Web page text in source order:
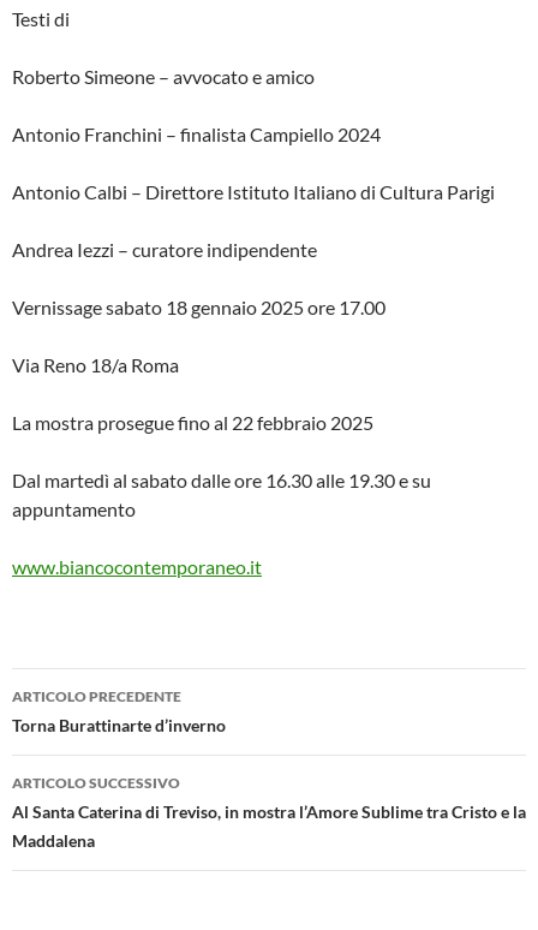
Testi di
Roberto Simeone – avvocato e amico
Antonio Franchini – finalista Campiello 2024
Antonio Calbi – Direttore Istituto Italiano di Cultura Parigi
Andrea Iezzi – curatore indipendente
Vernissage sabato 18 gennaio 2025 ore 17.00
Via Reno 18/a Roma
La mostra prosegue fino al 22 febbraio 2025
Dal martedì al sabato dalle ore 16.30 alle 19.30 e su
appuntamento
www.biancocontemporaneo.it
Navigazione
articolo
ARTICOLO PRECEDENTE
Torna Burattinarte d’inverno
ARTICOLO SUCCESSIVO
Al Santa Caterina di Treviso, in mostra l’Amore Sublime tra Cristo e la
Maddalena